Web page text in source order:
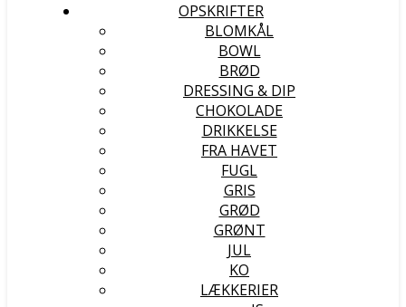
OPSKRIFTER
BLOMKÅL
BOWL
BRØD
DRESSING & DIP
CHOKOLADE
DRIKKELSE
FRA HAVET
FUGL
GRIS
GRØD
GRØNT
JUL
KO
LÆKKERIER